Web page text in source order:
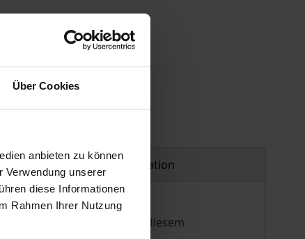
Über Cookies
anbieten zu können
Verwendung unserer
diese Informationen
Rahmen Ihrer Nutzung
Product safety information
Union wird in diesem